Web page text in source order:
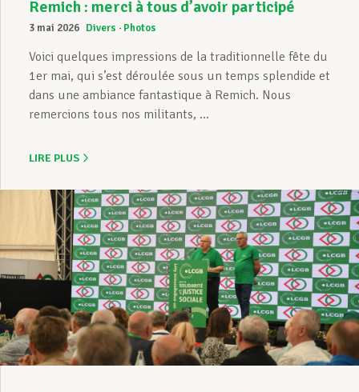
Remich : merci à tous d’avoir participé
3 mai 2026 Divers Photos
Voici quelques impressions de la traditionnelle fête du
1er mai, qui s’est déroulée sous un temps splendide et
dans une ambiance fantastique à Remich. Nous
remercions tous nos militants, ...
LIRE PLUS